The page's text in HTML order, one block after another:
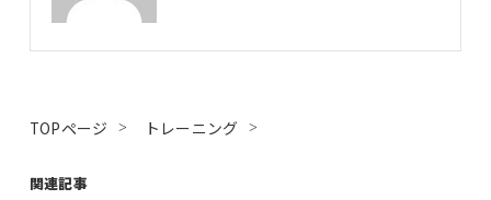
TOPページ トレーニング
関連記事